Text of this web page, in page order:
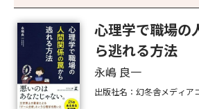
心理学で職場の
ら逃れる方法
永嶋 良一
出版社名：幻冬舎メディア